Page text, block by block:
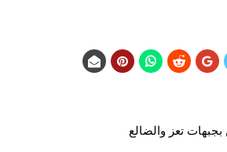
بجبهات تعز والضالع